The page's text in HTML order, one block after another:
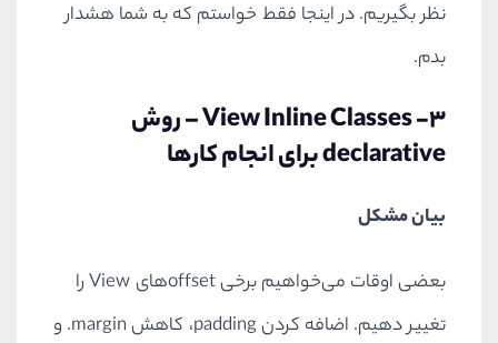
نظر بگیریم. در اینجا فقط خواستم که به شما هشدار
بدم.
3
-
View Inline Classes– روش
declarativeبرای انجام کارها
بیان مشکل
بعضی اوقات می‌خواهیم برخیoffsetهای Viewرا
تغییر دهیم. اضافه کردن padding، کاهش margin. و